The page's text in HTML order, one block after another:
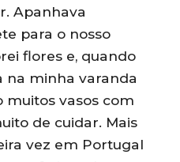
Apanhava
para o nosso
flores e, quando
na minha varanda
muitos vasos com
de cuidar. Mais
vez em Portugal